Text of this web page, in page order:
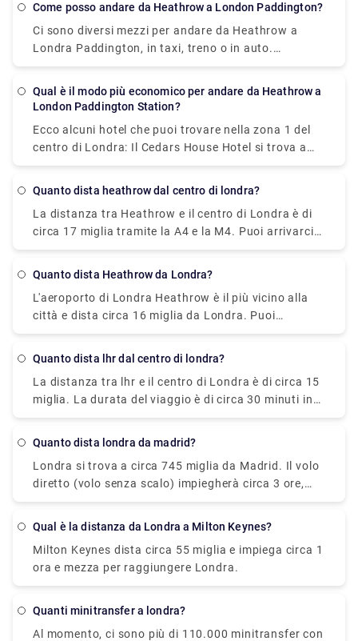
seconda degli orari, del percorso e della classe che
prenoti e di solito non è così conveniente se prenoti
di giorno.
Come posso andare da Heathrow a London Paddington?
Ci sono diversi mezzi per andare da Heathrow a
Londra Paddington, in taxi, treno o in auto.
Tuttavia, il modo migliore è prenotare un servizio
abbastanza (dipende dall'orario di ritiro, dal numero
coprire la distanza. Puoi prenotare il taxi dal nostro
sito web (Rydeu) e ottenere un viaggio senza
diretto in partenza da Heathrow Terminals 2 & 3 e in
arrivo a London Paddington. Il viaggio dura circa 15
minuti e costa £ 4,43 - £ 32,50.
Qual è il modo più economico per andare da Heathrow a
London Paddington Station?
Ecco alcuni hotel che puoi trovare nella zona 1 del
centro di Londra: Il Cedars House Hotel si trova a
meno di un miglio dalla stazione della metropolitana
ma modeste. L'Euston Square Hotel si trova a breve
distanza dal British Museum e da Regents Park.
Combina abbastanza comfort con un ambiente
moderno. Le guardie della casa reale si trovano
vicino a Trafalgar Square e Charing Cross, perfette
Tamigi.
Quanto dista heathrow dal centro di londra?
La distanza tra Heathrow e il centro di Londra è di
circa 17 miglia tramite la A4 e la M4. Puoi arrivarci
con diversi mezzi, in treno, taxi, autobus,
lunga il modo più conveniente per arrivare mentre la
metropolitana di Londra è considerata la linea
ferroviaria più conveniente per Londra. Se desideri
un viaggio senza problemi, prenota un trasferimento
privato sul nostro sito Web (Rydeu).
Quanto dista Heathrow da Londra?
L'aeroporto di Londra Heathrow è il più vicino alla
città e dista circa 16 miglia da Londra. Puoi
facilmente prendere l'Heathrow Express o un
circa 20 minuti in treno e 45 minuti in taxi a un
prezzo ragionevole.
Quanto dista lhr dal centro di londra?
La distanza tra lhr e il centro di Londra è di circa 15
miglia. La durata del viaggio è di circa 30 minuti in
taxi, 15 minuti in treno, 45 minuti in metropolitana
viaggiare con un trasferimento privato, sentiti libero
di prenotarlo sul nostro sito Web, Rydeu, e ottieni la
migliore offerta disponibile.
Quanto dista londra da madrid?
Londra si trova a circa 745 miglia da Madrid. Il volo
diretto (volo senza scalo) impiegherà circa 3 ore,
mentre il volo unico può impiegare circa 4 ore per
destinazione dello scalo e al tempo trascorso in
attesa, il volo più lungo impiegherà circa un giorno
per completare lo stesso viaggio.
Qual è la distanza da Londra a Milton Keynes?
Milton Keynes dista circa 55 miglia e impiega circa 1
ora e mezza per raggiungere Londra.
Quanti minitransfer a londra?
Al momento, ci sono più di 110.000 minitransfer con